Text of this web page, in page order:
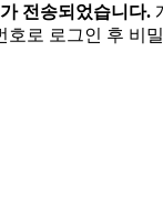
전송되었습니다.
로 로그인 후 비